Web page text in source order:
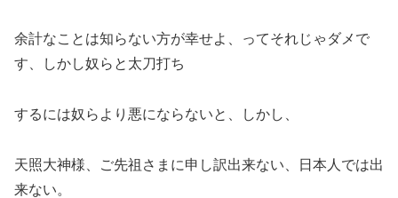
余計なことは知らない方が幸せよ、ってそれじゃダメで
す、しかし奴らと太刀打ち
するには奴らより悪にならないと、しかし、
天照大神様、ご先祖さまに申し訳出来ない、日本人では出
来ない。